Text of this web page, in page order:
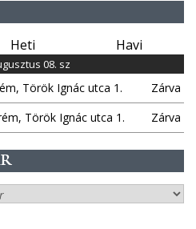
Heti Havi
08. sz
Török Ignác utca 1.
Zárva
Török Ignác utca 1.
Zárva